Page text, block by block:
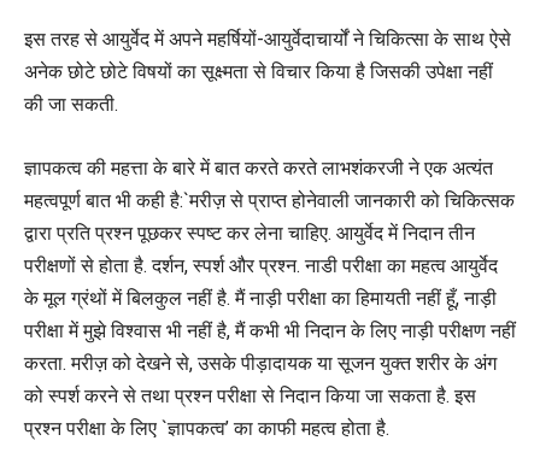
इस तरह से आयुर्वेद में अपने महर्षियों-आयुर्वेदाचार्यों ने चिकित्सा के साथ ऐसे
अनेक छोटे छोटे विषयों का सूक्ष्मता से विचार किया है जिसकी उपेक्षा नहीं
की जा सकती.
ज्ञापकत्व की महत्ता के बारे में बात करते करते लाभशंकरजी ने एक अत्यंत
महत्वपूर्ण बात भी कही है:`मरीज़ से प्राप्त होनेवाली जानकारी को चिकित्सक
द्वारा प्रति प्रश्न पूछकर स्पष्ट कर लेना चाहिए. आयुर्वेद में निदान तीन
परीक्षणों से होता है. दर्शन, स्पर्श और प्रश्न. नाडी परीक्षा का महत्व आयुर्वेद
के मूल ग्रंथों में बिलकुल नहीं है. मैं नाड़ी परीक्षा का हिमायती नहीं हूँ, नाड़ी
परीक्षा में मुझे विश्वास भी नहीं है, मैं कभी भी निदान के लिए नाड़ी परीक्षण नहीं
करता. मरीज़ को देखने से, उसके पीड़ादायक या सूजन युक्त शरीर के अंग
को स्पर्श करने से तथा प्रश्न परीक्षा से निदान किया जा सकता है. इस
प्रश्न परीक्षा के लिए `ज्ञापकत्व’ का काफी महत्व होता है.